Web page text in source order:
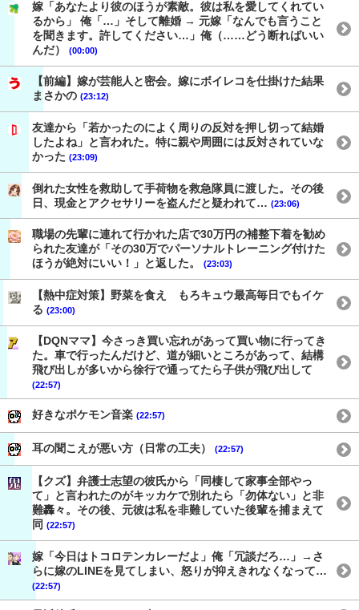
嫁「あなたより彼のほうが素敵。彼は私を愛してくれてい
るから」 俺「…」そして離婚 → 元嫁「なんでも言うこと
を聞きます。許してください…」俺（……どう断ればいい
んだ）
(00:00)
【前編】嫁が芸能人と密会。嫁にボイレコを仕掛けた結果
まさかの (23:12)
友達から「若かったのによく周りの反対を押し切って結婚
したよね」と言われた。特に親や周囲には反対されていな
かった (23:09)
倒れた女性を救助して手荷物を救急隊員に渡した。その後
日、現金とアクセサリーを盗んだと疑われて… (23:06)
職場の先輩に連れて行かれた店で30万円の補整下着を勧め
られた友達が「その30万でパーソナルトレーニング付けた
ほうが絶対にいい！」と返した。
(23:03)
【熱中症対策】野菜を食え もろキュウ最高毎日でもイケ
る (23:00)
【DQNママ】今さっき買い忘れがあって買い物に行ってき
た。車で行ったんだけど、道が細いところがあって、結構
飛び出しが多いから徐行で通ってたら子供が飛び出して
(22:57)
好きなポケモン音楽 (22:57)
耳の聞こえが悪い方（日常の工夫） (22:57)
【クズ】弁護士志望の彼氏から「同棲して家事全部やっ
て」と言われたのがキッカケで別れたら「勿体ない」と非
難轟々。その後、元彼は私を非難していた後輩を捕まえて
同 (22:57)
嫁「今日はトコロテンカレーだよ」俺「冗談だろ…」→さ
らに嫁のLINEを見てしまい、怒りが抑えきれなくなって…
(22:57)